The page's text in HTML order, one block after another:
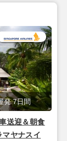
送迎＆朝食
ヤナスイ
発 7日間